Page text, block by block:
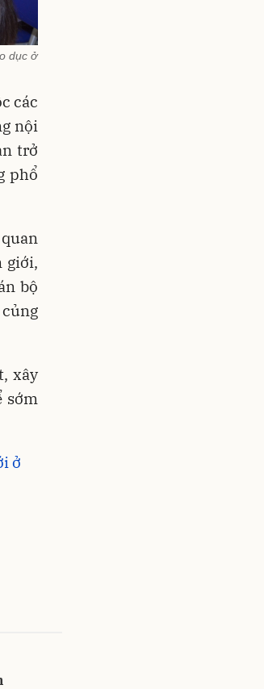
dục ở
các
nội
trở
phổ
giới,
bộ
xây
sớm
ở